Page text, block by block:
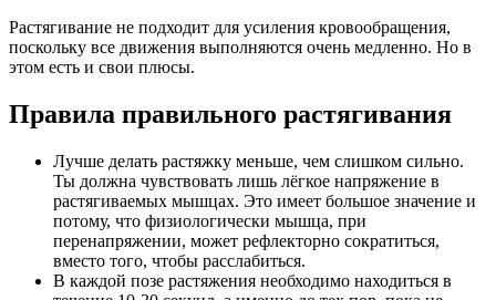
Растягивание не подходит для усиления кровообращения,
поскольку все движения выполняются очень медленно. Но в
этом есть и свои плюсы.
Правила правильного растягивания
Лучше делать растяжку меньше, чем слишком сильно.
Ты должна чувствовать лишь лёгкое напряжение в
растягиваемых мышцах. Это имеет большое значение и
потому, что физиологически мышца, при
перенапряжении, может рефлекторно сократиться,
вместо того, чтобы расслабиться.
В каждой позе растяжения необходимо находиться в